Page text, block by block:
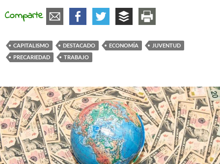
Comparte
CAPITALISMO DESTACADO ECONOMÍA
JUVENTUD
PRECARIEDAD
TRABAJO